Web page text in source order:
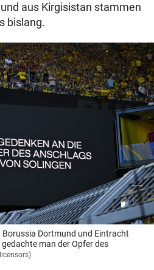
aus Kirgisistan stammen
bislang.
Dortmund und Eintracht
man der Opfer des